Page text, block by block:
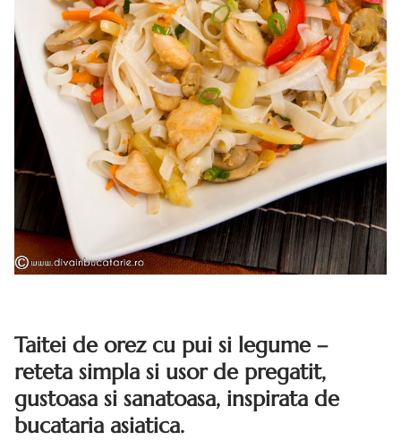
Taitei de orez cu pui si legume –
reteta simpla si usor de pregatit,
gustoasa si sanatoasa, inspirata de
bucataria asiatica.